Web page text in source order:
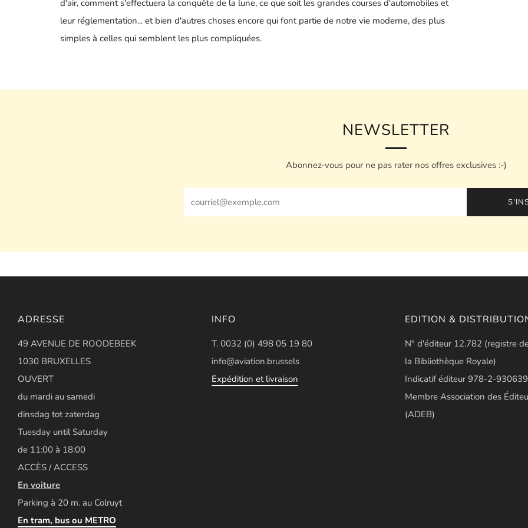
d'air, comment s'effectuera la conquête de la lune, ce que soit les grandes courses d'automobiles et
leur réglementation... et bien d'autres choses encore qui font partie de notre vie moderne, des plus
simples à celles qui semblent les plus compliquées.
NEWSLETTER
Abonnez-vous pour ne pas rater nos offres exclusives :-)
ADRESSE
49 AVENUE DE ROODEBEEK
1030 BRUXELLES
OUVERT
du mardi au samedi
dinsdag tot zaterdag
Tuesday until Saturday
de 11:00 à 18:00
ACCÈS / ACCESS
En voiture
Parking à 20 m. au Colruyt
En tram, bus ou METRO
INFO
T. 0032 (0) 498 05 19 80
info@aviation.brussels
Expédition et livraison
EDITION &
N° d'éditeur 12.782 (registre
la Bibliothèque Royale)
Indicatif éditeur 978-2-
Membre Association des
(ADEB)